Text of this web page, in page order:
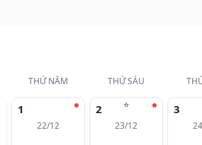
THỨ NĂM THỨ SÁU
1
22/12
⭐
2
23/12
3